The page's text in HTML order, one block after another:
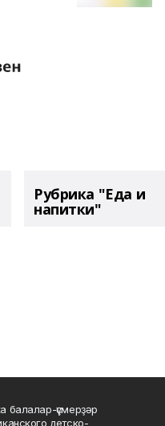
Рубрика "Еда и
напитки"
балалар-үҫмерҙәр
детско-